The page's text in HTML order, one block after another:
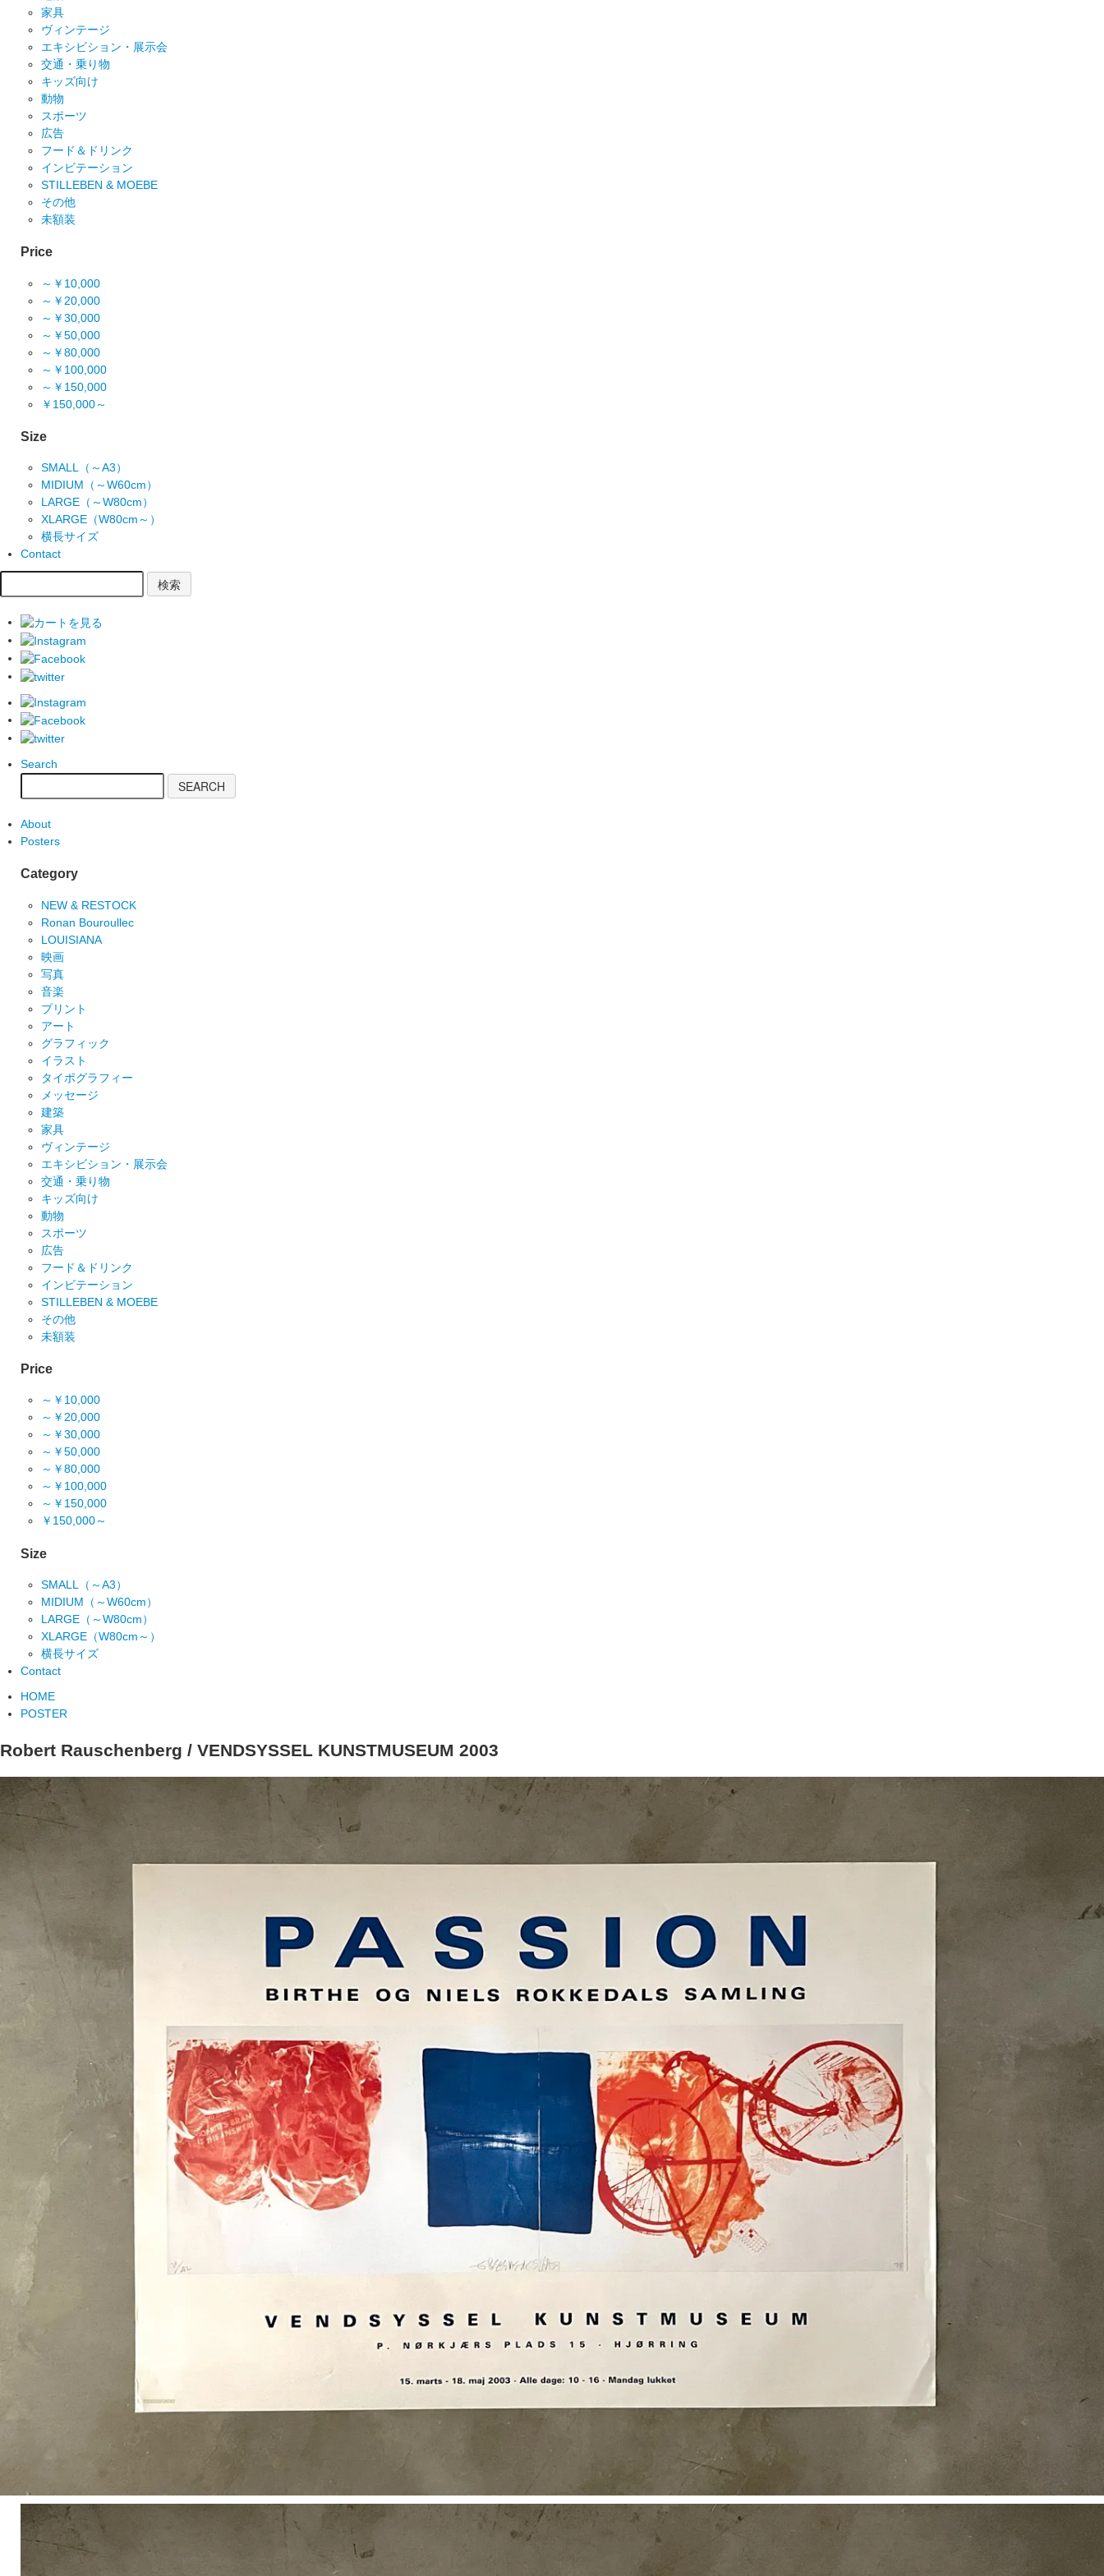
家具
ヴィンテージ
エキシビション・展示会
交通・乗り物
キッズ向け
動物
スポーツ
広告
フード＆ドリンク
インビテーション
STILLEBEN & MOEBE
その他
未額装
Price
～￥10,000
～￥20,000
～￥30,000
～￥50,000
～￥80,000
～￥100,000
～￥150,000
￥150,000～
Size
SMALL（～A3）
MIDIUM（～W60cm）
LARGE（～W80cm）
XLARGE（W80cm～）
横長サイズ
Contact
Search
About
Posters
Category
NEW & RESTOCK
Ronan Bouroullec
LOUISIANA
映画
写真
音楽
プリント
アート
グラフィック
イラスト
タイポグラフィー
メッセージ
建築
家具
ヴィンテージ
エキシビション・展示会
交通・乗り物
キッズ向け
動物
スポーツ
広告
フード＆ドリンク
インビテーション
STILLEBEN & MOEBE
その他
未額装
Price
～￥10,000
～￥20,000
～￥30,000
～￥50,000
～￥80,000
～￥100,000
～￥150,000
￥150,000～
Size
SMALL（～A3）
MIDIUM（～W60cm）
LARGE（～W80cm）
XLARGE（W80cm～）
横長サイズ
Contact
HOME
POSTER
Robert Rauschenberg / VENDSYSSEL KUNSTMUSEUM 2003